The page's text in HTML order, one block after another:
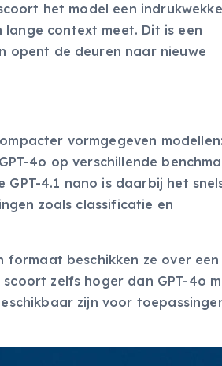
het model een
lange context meet. Dit is een
opent de deuren naar nieuwe
vormgegeven modellen:
4o op verschillende
GPT-4.1 nano is daarbij het
zoals classificatie en
formaat beschikken ze over een
zelfs hoger dan GPT-4o
zijn voor